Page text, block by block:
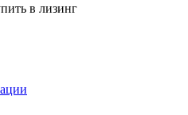
в лизинг